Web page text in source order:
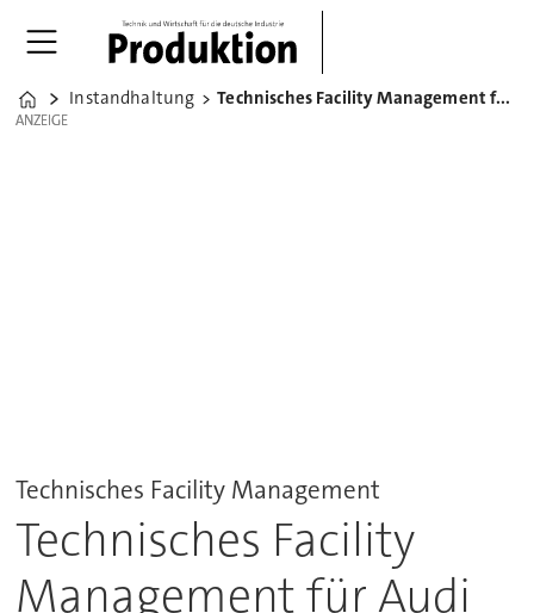
Home
Instandhaltung Technisches Facility Management für Audi Sport
ANZEIGE
ANZEIGE
Technisches Facility Management
Technisches Facility
Management für Audi